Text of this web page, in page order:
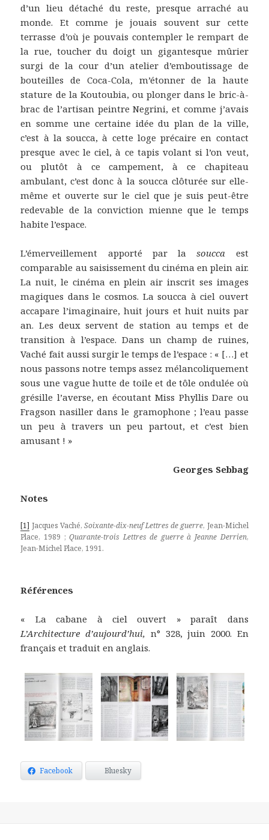
d’un lieu détaché du reste, presque arraché au
monde. Et comme je jouais souvent sur cette
terrasse d’où je pouvais contempler le rempart de
la rue, toucher du doigt un gigantesque mûrier
surgi de la cour d’un atelier d’emboutissage de
bouteilles de Coca-Cola, m’étonner de la haute
stature de la Koutoubia, ou plonger dans le bric-à-
brac de l’artisan peintre Negrini, et comme j’avais
en somme une certaine idée du plan de la ville,
c’est à la soucca, à cette loge précaire en contact
presque avec le ciel, à ce tapis volant si l’on veut,
ou plutôt à ce campement, à ce chapiteau
ambulant, c’est donc à la soucca clôturée sur elle-
même et ouverte sur le ciel que je suis peut-être
redevable de la conviction mienne que le temps
habite l’espace.
L’émerveillement apporté par lasoucca est
comparable au saisissement du cinéma en plein air.
La nuit, le cinéma en plein air inscrit ses images
magiques dans le cosmos. La soucca à ciel ouvert
accapare l’imaginaire, huit jours et huit nuits par
an. Les deux servent de station au temps et de
transition à l’espace. Dans un champ de ruines,
Vaché fait aussi surgir le temps de l’espace : « […] et
nous passons notre temps assez mélancoliquement
sous une vague hutte de toile et de tôle ondulée où
grésille l’averse, en écoutant Miss Phyllis Dare ou
Fragson nasiller dans le gramophone ; l’eau passe
un peu à travers un peu partout, et c’est bien
amusant ! »
Georges Sebbag
Notes
[1] Jacques Vaché, Soixante-dix-neuf Lettres de guerre, Jean-Michel
Place, 1989 ;Quarante-trois Lettres de guerre à Jeanne Derrien,
Jean-Michel Place, 1991.
Références
« La cabane à ciel ouvert » paraît dans
L’Architecture d’aujourd’hui, n° 328, juin 2000. En
français et traduit en anglais.
Facebook Bluesky